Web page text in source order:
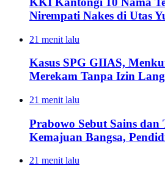
Nirempati Nakes di Utas
21 menit lalu
Kasus SPG GIIAS,
Merekam Tanpa Izin
21 menit lalu
Prabowo Sebut Sains dan
Kemajuan Bangsa,
21 menit lalu